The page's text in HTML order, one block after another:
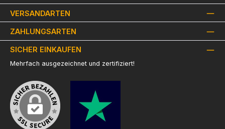
VERSANDARTEN
ZAHLUNGSARTEN
SICHER EINKAUFEN
Mehrfach ausgezeichnet und zertifiziert!